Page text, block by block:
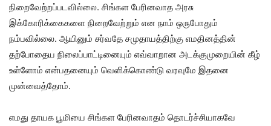
நிறைவேற்றப்படவில்லை. சிங்கள பேரினவாத அரசு
இக்கோரிக்கைகளை நிறைவேற்றும் என நாம் ஒருபோதும்
நம்பவில்லை. ஆயினும் சர்வதே சமுதாயத்திற்கு எமதினத்தின்
தற்போதைய நிலைப்பாட்டினையும் எவ்வாறான அடக்குமுறையின் கீழ்
உள்ளோம் என்பதனையும் வெளிக்கொண்டு வரவுமே இதனை
முன்வைத்தோம்.
எமது தாயக பூமியை சிங்கள பேரினவாதம் தொடர்ச்சியாகவே